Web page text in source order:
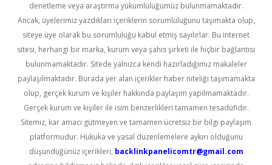
denetleme veya araştırma yükümlülüğümüz bulunmamaktadır.
Ancak, üyelerimiz yazdıkları içeriklerin sorumluluğunu taşımakta olup,
siteye üye olarak bu sorumluluğu kabul etmiş sayılırlar. Bu internet
sitesi, herhangi bir marka, kurum veya şahıs şirketi ile hiçbir bağlantısı
bulunmamaktadır. Sitede yalnızca kendi hazırladığımız makaleler
paylaşılmaktadır. Burada yer alan içerikler haber niteliği taşımamakta
olup, gerçek kurum ve kişiler hakkında paylaşım yapılmamaktadır.
Gerçek kurum ve kişiler ile isim benzerlikleri tamamen tesadüfidir.
Sitemiz, kar amacı gütmeyen ve tamamen ücretsiz bir bilgi paylaşım
platformudur. Hukuka ve yasal düzenlemelere aykırı olduğunu
düşündüğünüz içerikleri, backlinkpanelicomtr@gmail.com